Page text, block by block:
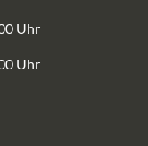
Uhr
Uhr